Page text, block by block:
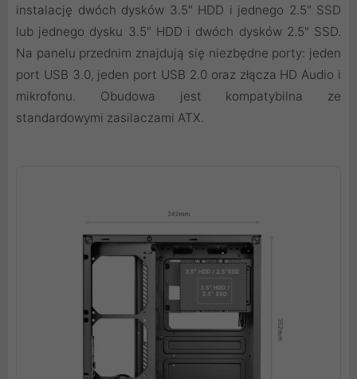
instalację dwóch dysków 3.5" HDD i jednego 2.5" SSD
lub jednego dysku 3.5" HDD i dwóch dysków 2.5" SSD.
Na panelu przednim znajdują się niezbędne porty: jeden
port USB 3.0, jeden port USB 2.0 oraz złącza HD Audio i
mikrofonu. Obudowa jest kompatybilna ze
standardowymi zasilaczami ATX.